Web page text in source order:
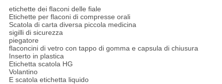
etichette dei flaconi delle fiale
Etichette per flaconi di compresse orali
Scatola di carta diversa piccola medicina
sigilli di sicurezza
piegatore
flaconcini di vetro con tappo di gomma e capsula di chiusura
Inserto in plastica
Etichetta scatola HG
Volantino
E scatola etichetta liquido